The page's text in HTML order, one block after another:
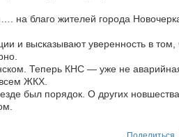
на благо жителей города
и высказывают уверенность в том,
Теперь КНС — уже не
ЖКХ.
был порядок. О других